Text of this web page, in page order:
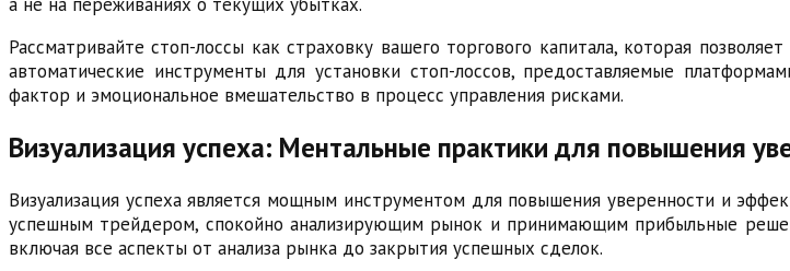
Рассматривайте стоп-лоссы как страховку вашего торгового капитала, которая
автоматические инструменты для установки стоп-лоссов, предоставляемые
фактор и эмоциональное вмешательство в процесс управления рисками.
Визуализация успеха: Ментальные практики для повышения
Визуализация успеха является мощным инструментом для повышения уверенности и
успешным трейдером, спокойно анализирующим рынок и принимающим прибыльные
включая все аспекты от анализа рынка до закрытия успешных сделок.